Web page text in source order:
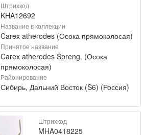
Штрихкод
KHA12692
Название в коллекции
Carex atherodes (Осока прямоколосая)
Принятое название
Carex atherodes Spreng. (Осока
прямоколосая)
Районирование
Сибирь, Дальний Восток (S6) (Россия)
Штрихкод
MHA0418225